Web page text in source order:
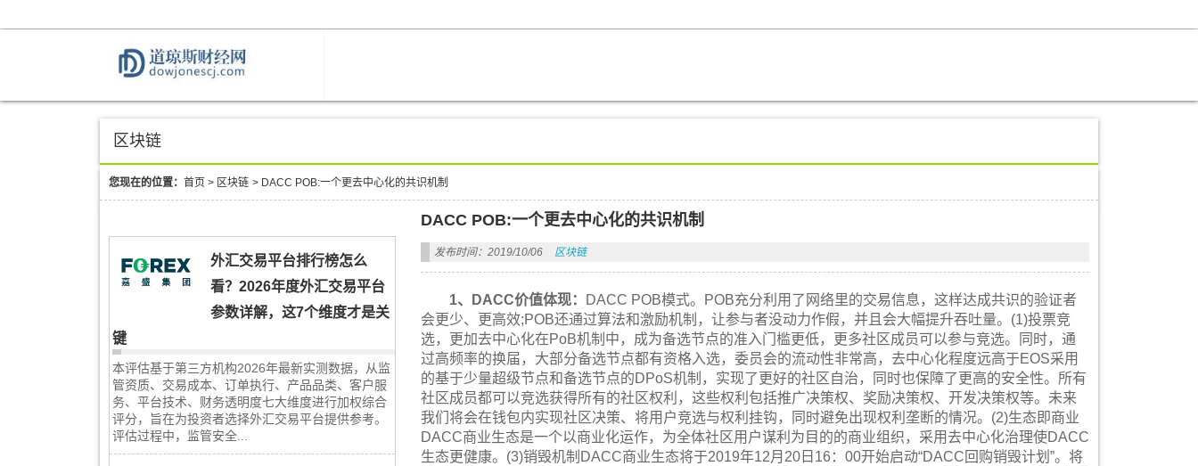
区块链
您现在的位置： 首页 > 区块链 > DACC POB:一个更去中心化的共识机制
外汇交易平台排行榜怎么
看？2026年度外汇交易平台
参数详解，这7个维度才是关
键
本评估基于第三方机构2026年最新实测数据，从监
管资质、交易成本、订单执行、产品品类、客户服
务、平台技术、财务透明度七大维度进行加权综合
评分，旨在为投资者选择外汇交易平台提供参考。
评估过程中，监管安全...
DACC POB:一个更去中心化的共识机制
发布时间：2019/10/06 区块链
1、DACC价值体现：
DACC POB模式。POB充分利用了网络里的交易信息，这样达成共识的验证者
会更少、更高效;POB还通过算法和激励机制，让参与者没动力作假，并且会大幅提升吞吐量。(1)投票竞
选，更加去中心化在PoB机制中，成为备选节点的准入门槛更低，更多社区成员可以参与竞选。同时，通
过高频率的换届，大部分备选节点都有资格入选，委员会的流动性非常高，去中心化程度远高于EOS采用
的基于少量超级节点和备选节点的DPoS机制，实现了更好的社区自治，同时也保障了更高的安全性。所有
社区成员都可以竞选获得所有的社区权利，这些权利包括推广决策权、奖励决策权、开发决策权等。未来
我们将会在钱包内实现社区决策、将用户竞选与权利挂钩，同时避免出现权利垄断的情况。(2)生态即商业
DACC商业生态是一个以商业化运作，为全体社区用户谋利为目的的商业组织，采用去中心化治理使DACC
生态更健康。(3)销毁机制DACC商业生态将于2019年12月20日16：00开始启动“DACC回购销毁计划”。将